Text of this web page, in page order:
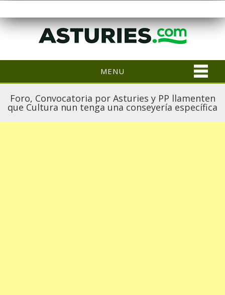
MENU
Foro, Convocatoria por Asturies y PP llamenten
que Cultura nun tenga una conseyería específica